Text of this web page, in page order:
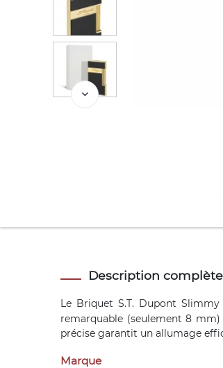
Description
Le Briquet S.T. Dupont Slimmy
remarquable (seulement 8
précise garantit un allumage
Marque